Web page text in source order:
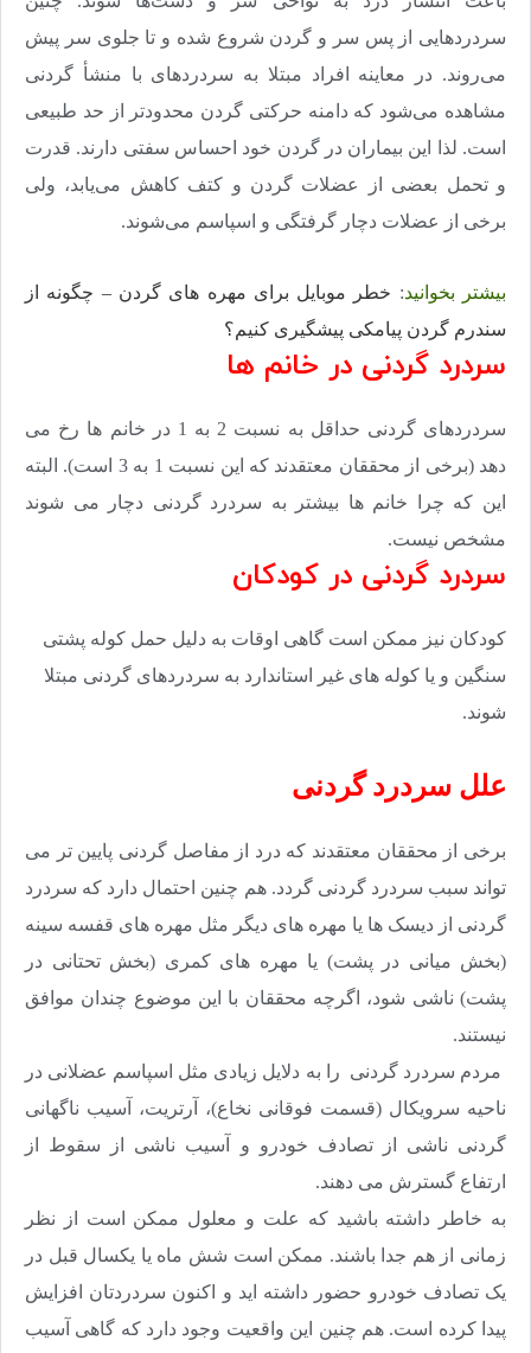
سردردهایی از پس سر و گردن شروع شده و تا جلوی سر پیش
می‌روند. در معاینه افراد مبتلا به سردردهای با منشأ گردنی
مشاهده می‌شود که دامنه حرکتی گردن محدودتر از حد طبیعی
است. لذا این بیماران در گردن خود احساس سفتی دارند. قدرت
و تحمل بعضی از عضلات گردن و کتف کاهش می‌یابد، ولی
برخی از عضلات دچار گرفتگی و اسپاسم می‌شوند.
بیشتر بخوانید: خطر موبایل برای مهره های گردن – چگونه از
سندرم گردن پیامکی پیشگیری کنیم؟
سردرد گردنی در خانم ها
سردردهای گردنی حداقل به نسبت 2 به 1 در خانم ها رخ می
دهد (برخی از محققان معتقدند که این نسبت 1 به 3 است). البته
این که چرا خانم ها بیشتر به سردرد گردنی دچار می شوند
مشخص نیست.
سردرد گردنی در کودکان
کودکان نیز ممکن است گاهی اوقات به دلیل حمل کوله پشتی
سنگین و یا کوله های غیر استاندارد به سردردهای گردنی مبتلا
شوند.
علل سردرد گردنی
برخی از محققان معتقدند که درد از مفاصل گردنی پایین تر می
تواند سبب سردرد گردنی گردد. هم چنین احتمال دارد که سردرد
گردنی از دیسک ها یا مهره های دیگر مثل مهره های قفسه سینه
(بخش میانی در پشت) یا مهره های کمری (بخش تحتانی در
پشت) ناشی شود، اگرچه محققان با این موضوع چندان موافق
نیستند.
مردم سردرد گردنی را به دلایل زیادی مثل اسپاسم عضلانی در
ناحیه سرویکال (قسمت فوقانی نخاع)، آرتریت، آسیب ناگهانی
گردنی ناشی از تصادف خودرو و آسیب ناشی از سقوط از
ارتفاع گسترش می دهند.
به خاطر داشته باشید که علت و معلول ممکن است از نظر
زمانی از هم جدا باشند. ممکن است شش ماه یا یکسال قبل در
یک تصادف خودرو حضور داشته اید و اکنون سردردتان افزایش
پیدا کرده است. هم چنین این واقعیت وجود دارد که گاهی آسیب